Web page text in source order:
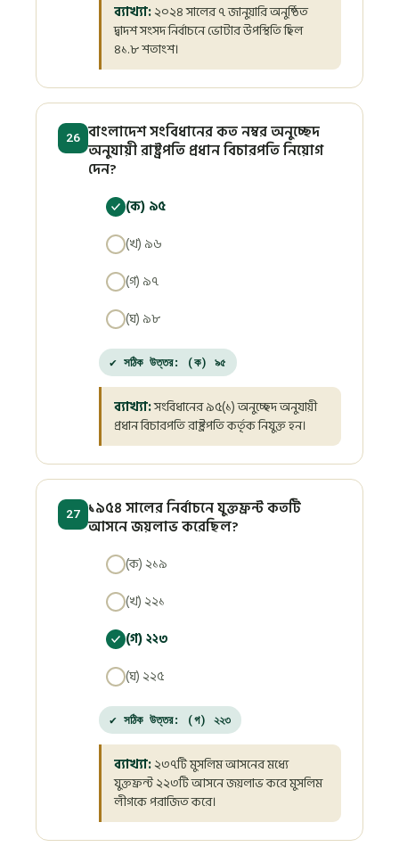
ব্যাখ্যা:২০২৪ সালের ৭ জানুয়ারি অনুষ্ঠিত
দ্বাদশ সংসদ নির্বাচনে ভোটার উপস্থিতি ছিল
৪১.৮ শতাংশ।
26 বাংলাদেশ সংবিধানের কত নম্বর অনুচ্ছেদ
অনুযায়ী রাষ্ট্রপতি প্রধান বিচারপতি নিয়োগ
দেন?
(ক) ৯৫
(খ) ৯৬
(গ) ৯৭
(ঘ) ৯৮
✔ সঠিক উত্তর: (ক) ৯৫
ব্যাখ্যা:সংবিধানের ৯৫(১) অনুচ্ছেদ অনুযায়ী
প্রধান বিচারপতি রাষ্ট্রপতি কর্তৃক নিযুক্ত হন।
27 ১৯৫৪ সালের নির্বাচনে যুক্তফ্রন্ট কতটি
আসনে জয়লাভ করেছিল?
(ক) ২১৯
(খ) ২২১
(গ) ২২৩
(ঘ) ২২৫
✔ সঠিক উত্তর: (গ) ২২৩
ব্যাখ্যা:২৩৭টি মুসলিম আসনের মধ্যে
যুক্তফ্রন্ট ২২৩টি আসনে জয়লাভ করে মুসলিম
লীগকে পরাজিত করে।